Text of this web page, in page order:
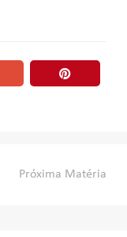
Próxima Matéria